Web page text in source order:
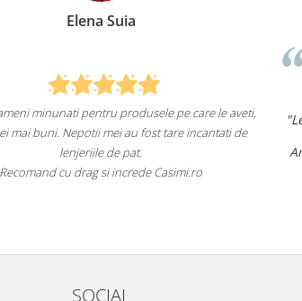
Elena Suia
minunati pentru produsele pe care le aveti,
mai buni. Nepotii mei au fost tare incantati de
lenjeriile de pat.
Recomand cu drag si increde Casimi.ro
SOCIAL